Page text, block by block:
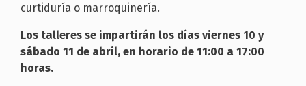
curtiduría o marroquinería.
Los talleres se impartirán los días viernes 10 y
sábado 11 de abril, en horario de 11:00 a 17:00
horas.